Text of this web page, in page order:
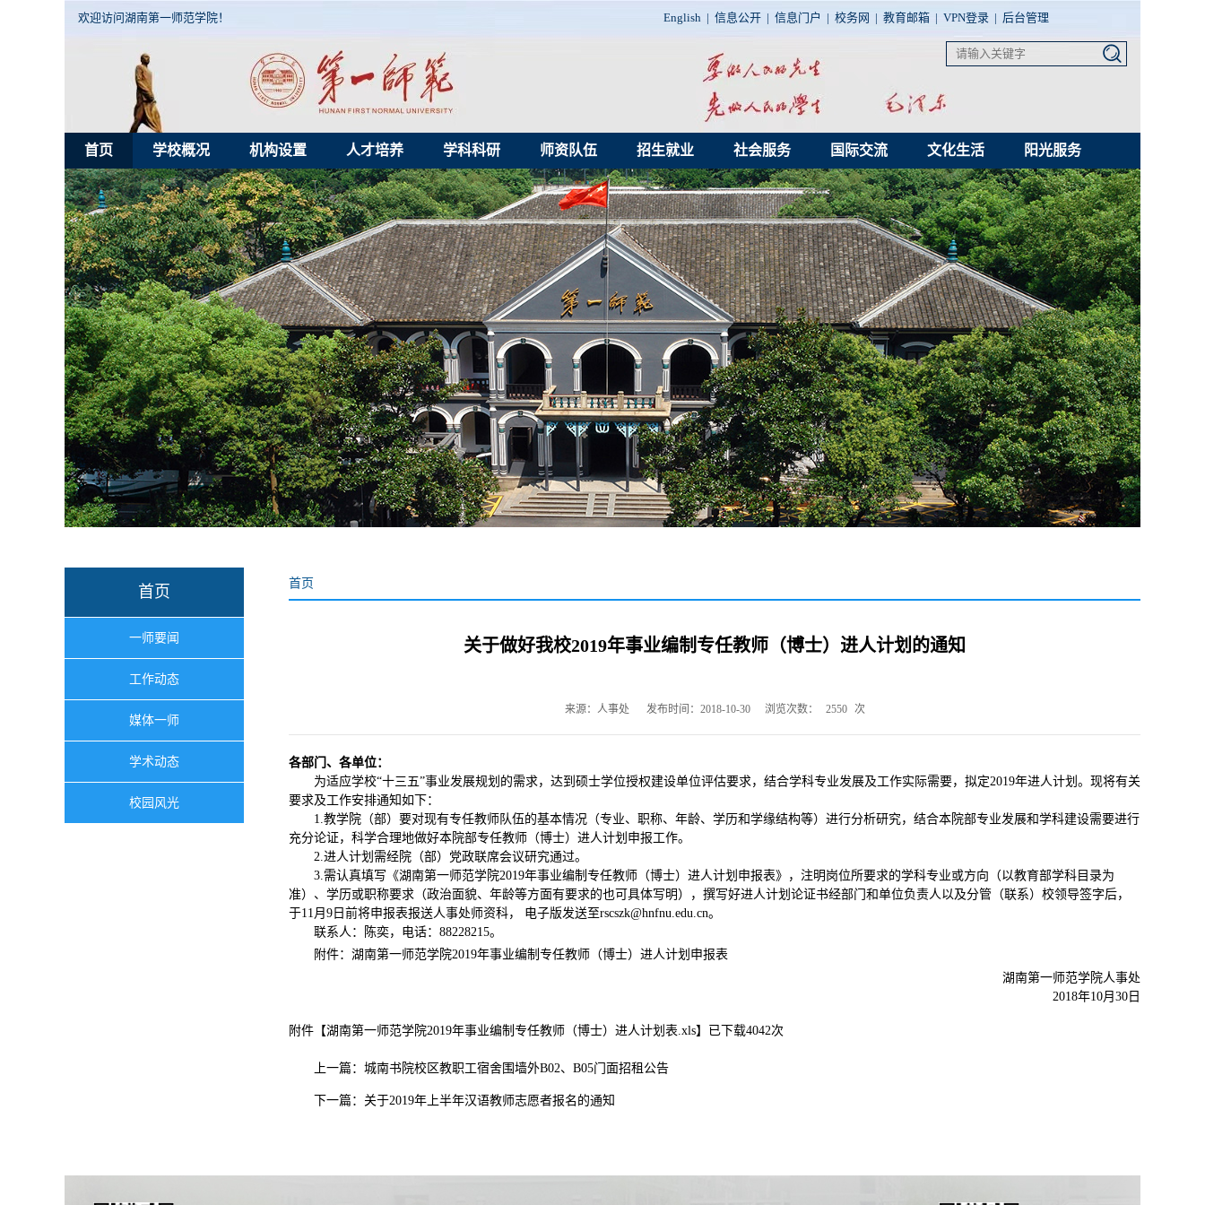
欢迎访问湖南第一师范学院！ English | 信息公开 | 信息门户 | 校务网 | 教育邮箱 | VPN登录 | 后台管理
首页 学校概况 机构设置 人才培养 学科科研 师资队伍 招生就业 社会服务 国际交流 文化生活 阳光服务
首页
一师要闻
工作动态
媒体一师
学术动态
校园风光
首页
关于做好我校2019年事业编制专任教师（博士）进人计划的通知
来源：人事处 发布时间：2018-10-30 浏览次数： 2550 次
各部门、各单位：
为适应学校“十三五”事业发展规划的需求，达到硕士学位授权建设单位评估要求，结合学科专业发展及工作实际需要，拟定2019年进人计划。现将有关
要求及工作安排通知如下：
1.教学院（部）要对现有专任教师队伍的基本情况（专业、职称、年龄、学历和学缘结构等）进行分析研究，结合本院部专业发展和学科建设需要进行
充分论证，科学合理地做好本院部专任教师（博士）进人计划申报工作。
2.进人计划需经院（部）党政联席会议研究通过。
3.需认真填写《湖南第一师范学院2019年事业编制专任教师（博士）进人计划申报表》，注明岗位所要求的学科专业或方向（以教育部学科目录为
准）、学历或职称要求（政治面貌、年龄等方面有要求的也可具体写明），撰写好进人计划论证书经部门和单位负责人以及分管（联系）校领导签字后，
于11月9日前将申报表报送人事处师资科， 电子版发送至rscszk@hnfnu.edu.cn。
联系人：陈奕，电话：88228215。
附件：湖南第一师范学院2019年事业编制专任教师（博士）进人计划申报表
湖南第一师范学院人事处
2018年10月30日
附件【湖南第一师范学院2019年事业编制专任教师（博士）进人计划表.xls】已下载4042次
上一篇： 城南书院校区教职工宿舍围墙外B02、B05门面招租公告
下一篇： 关于2019年上半年汉语教师志愿者报名的通知